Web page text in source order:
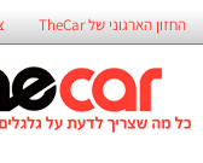
החזון הארגוני של TheCar